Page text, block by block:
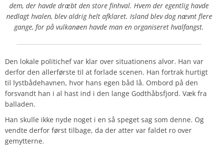
dem, der havde dræbt den store finhval. Hvem der egentlig havde
nedlagt hvalen, blev aldrig helt afklaret. Island blev dog nævnt flere
gange, for på vulkanøen havde man en organiseret hvalfangst.
Den lokale politichef var klar over situationens alvor. Han var
derfor den allerførste til at forlade scenen. Han fortrak hurtigt
til lystbådehavnen, hvor hans egen båd lå. Ombord på den
forsvandt han i al hast ind i den lange Godthåbsfjord. Væk fra
balladen.
Han skulle ikke nyde noget i en så speget sag som denne. Og
vendte derfor først tilbage, da der atter var faldet ro over
gemytterne.